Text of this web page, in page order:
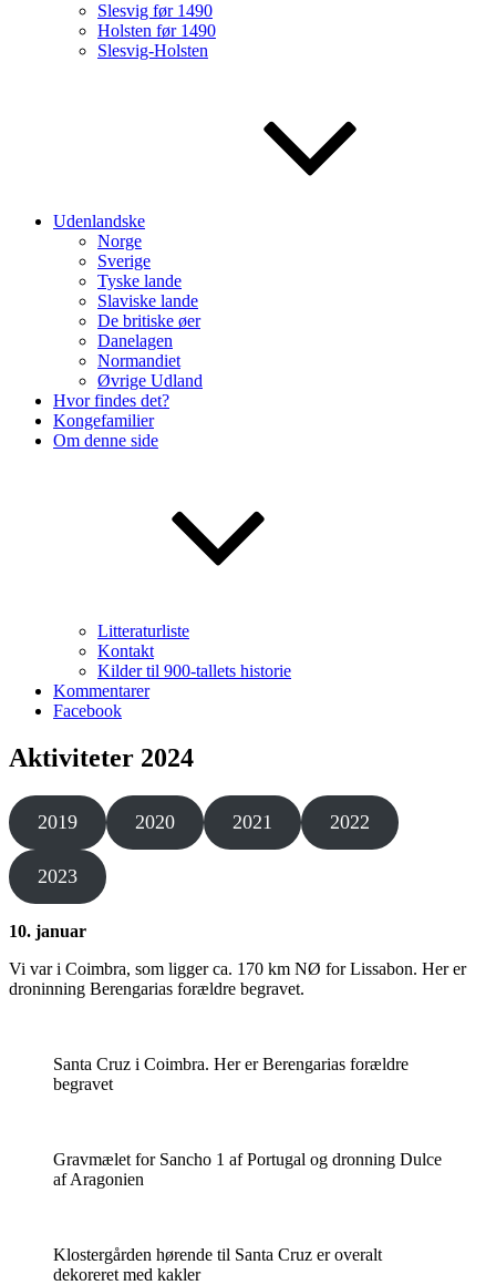
Slesvig før 1490
Holsten før 1490
Slesvig-Holsten
Udenlandske
Norge
Sverige
Tyske lande
Slaviske lande
De britiske øer
Danelagen
Normandiet
Øvrige Udland
Hvor findes det?
Kongefamilier
Om denne side
Litteraturliste
Kontakt
Kilder til 900-tallets historie
Kommentarer
Facebook
Aktiviteter 2024
2019 2020 2021 2022
2023
10. januar
Vi var i Coimbra, som ligger ca. 170 km NØ for Lissabon. Her er
droninning Berengarias forældre begravet.
Santa Cruz i Coimbra. Her er Berengarias forældre
begravet
Gravmælet for Sancho 1 af Portugal og dronning Dulce
af Aragonien
Klostergården hørende til Santa Cruz er overalt
dekoreret med kakler